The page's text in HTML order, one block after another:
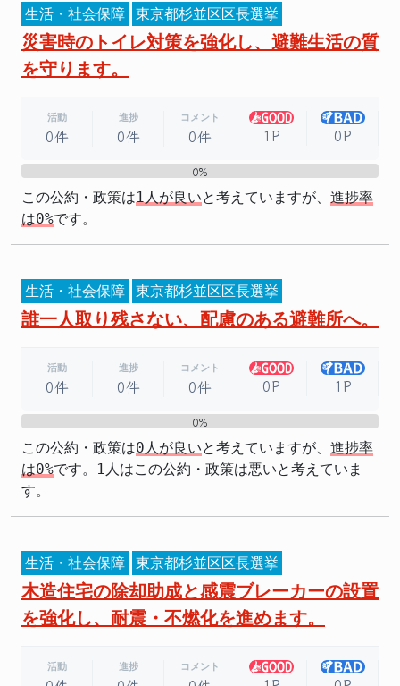
生活・社会保障 東京都杉並区区長選挙
災害時のトイレ対策を強化し、避難生活の質
を守ります。
活動
0件
進捗
0件
コメント
0件 1P 0P
0%
この公約・政策は1人が良いと考えていますが、 進捗率
は0%です。
生活・社会保障 東京都杉並区区長選挙
誰一人取り残さない、配慮のある避難所へ。
活動
0件
進捗
0件
コメント
0件 0P 1P
0%
この公約・政策は0人が良いと考えていますが、 進捗率
は0%です。1人はこの公約・政策は悪いと考えていま
す。
生活・社会保障 東京都杉並区区長選挙
木造住宅の除却助成と感震ブレーカーの設置
を強化し、耐震・不燃化を進めます。
活動 進捗 コメント